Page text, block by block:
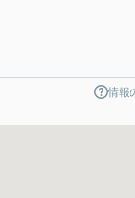
情報